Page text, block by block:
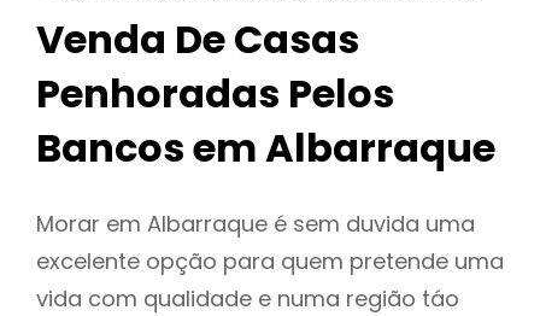
Venda De Casas
Penhoradas Pelos
Bancos em Albarraque
Morar em Albarraque é sem duvida uma
excelente opção para quem pretende uma
vida com qualidade e numa região táo